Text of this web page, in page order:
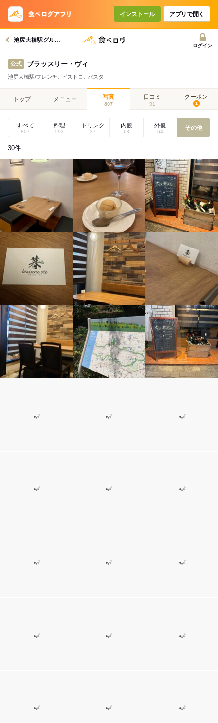
インストール アプリで開く
池尻大橋駅グルメへ
ログイン
公式 ブラッスリー・ヴィ
池尻大橋駅/フレンチ､ ビストロ､ パスタ
トップ メニュー 写真
807
口コミ
91
クーポン
1
すべて
807
料理
593
ドリンク
87
内観
63
外観
64
その他
30件